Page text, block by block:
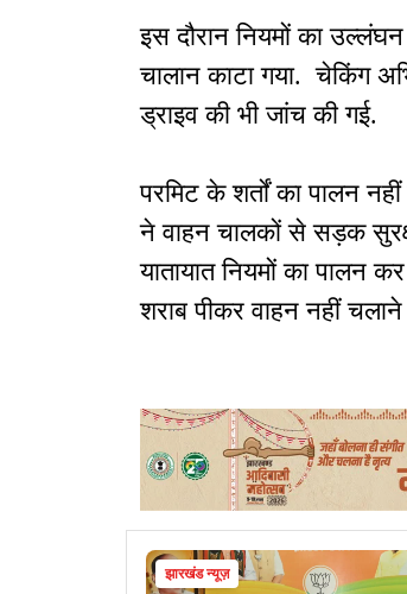
इस दौरान नियमों का
चालान काटा गया. चेकिंग
ड्राइव की भी जांच की गई.
परमिट के शर्तों का पालन
ने वाहन चालकों से सड़क
यातायात नियमों का पालन
शराब पीकर वाहन नहीं
झारखंड न्यूज़